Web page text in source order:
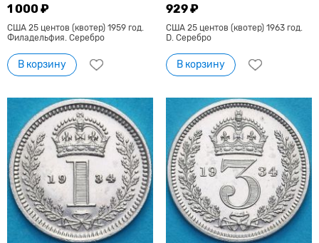
1 000 ₽
США 25 центов (квотер) 1959 год.
Филадельфия. Серебро
В корзину
929 ₽
США 25 центов (квотер) 1963 год.
D. Серебро
В корзину